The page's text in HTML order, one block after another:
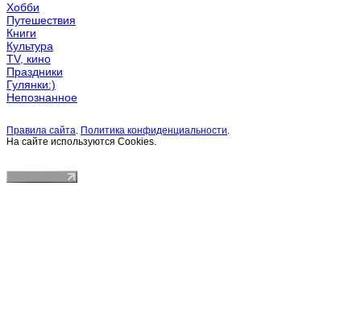
Хобби
Путешествия
Книги
Культура
TV, кино
Праздники
Гулянки:)
Непознанное
Правила сайта. Политика конфиденциальности.
На сайте используются Cookies.